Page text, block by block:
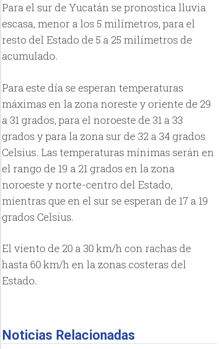
Para el sur de Yucatán se pronostica lluvia
escasa, menor a los 5 milímetros, para el
resto del Estado de 5 a 25 milímetros de
acumulado.
Para este día se esperan temperaturas
máximas en la zona noreste y oriente de 29
a 31 grados, para el noroeste de 31 a 33
grados y para la zona sur de 32 a 34 grados
Celsius. Las temperaturas mínimas serán en
el rango de 19 a 21 grados en la zona
noroeste y norte-centro del Estado,
mientras que en el sur se esperan de 17 a 19
grados Celsius.
El viento de 20 a 30 km/h con rachas de
hasta 60 km/h en la zonas costeras del
Estado.
Noticias Relacionadas